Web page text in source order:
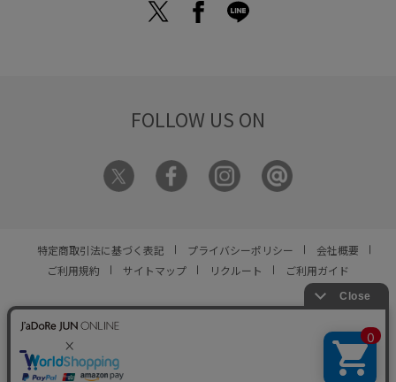
FOLLOW US ON
特定商取引法に基づく表記 プライバシーポリシー
会社概要
ご利用規約
サイトマップ リクルート ご利用ガイド
© JUN CO.,LTD. ALL RIGHTS RESERVED.